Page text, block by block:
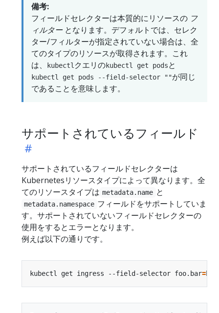
備考:
フィールドセレクターは本質的にリソースの フ
ィルターとなります。デフォルトでは、セレク
ター/フィルターが指定されていない場合は、全
てのタイプのリソースが取得されます。これ
は、
kubectl クエリのkubectl get podsと
kubectl get pods --field-selector ""が同じ
であることを意味します。
サポートされているフィールド
サポートされているフィールドセレクターは
Kubernetesリソースタイプによって異なります。全
てのリソースタイプは metadata.name と
metadata.namespace フィールドをサポートしていま
す。サポートされていないフィールドセレクターの
使用をするとエラーとなります。
例えば以下の通りです。
kubectl get ingress --field-selector foo.bar=